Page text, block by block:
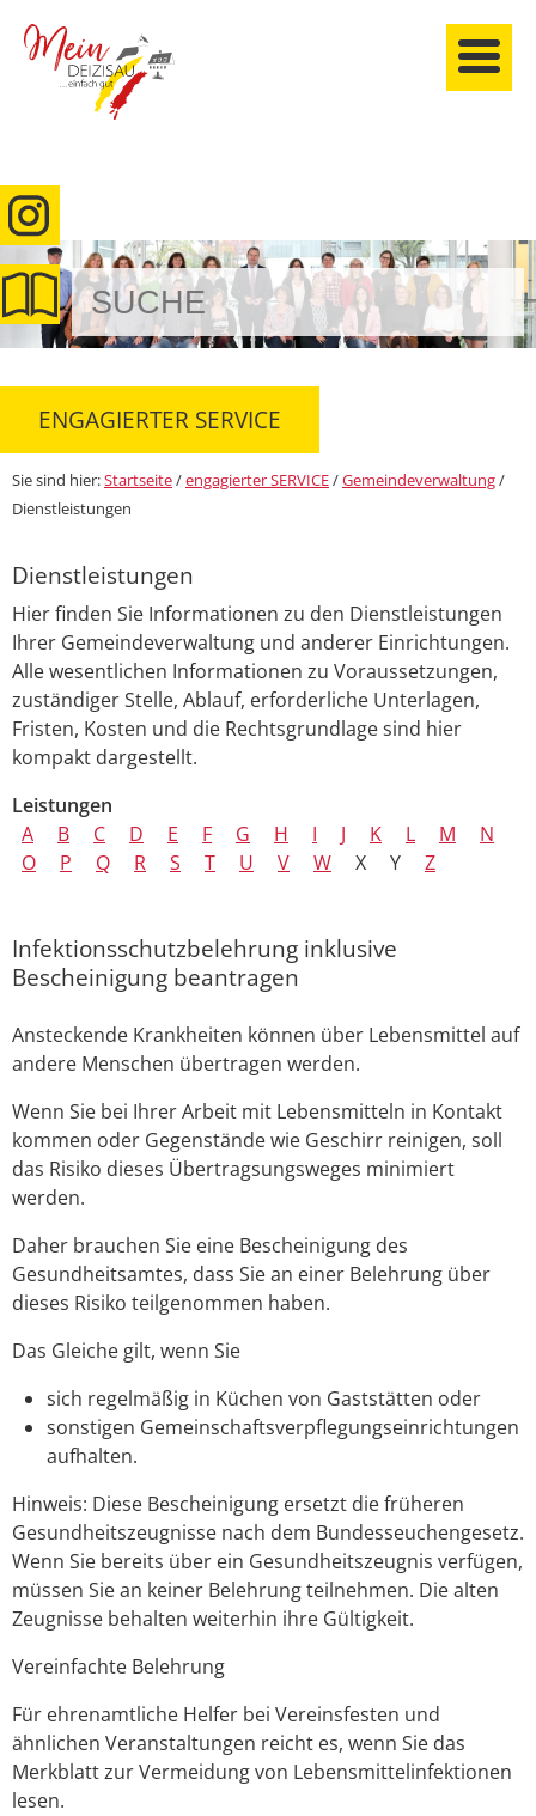
anmelden
ENGAGIERTER SERVICE
Sie sind hier:Startseite/engagierter SERVICE/Gemeindeverwaltung/
Dienstleistungen
Dienstleistungen
Hier finden Sie Informationen zu den Dienstleistungen
Ihrer Gemeindeverwaltung und anderer Einrichtungen.
Alle wesentlichen Informationen zu Voraussetzungen,
zuständiger Stelle, Ablauf, erforderliche Unterlagen,
Fristen, Kosten und die Rechtsgrundlage sind hier
kompakt dargestellt.
Leistungen
A
B C D E F G H I J K L M
N
O
P Q R S T U V W X Y Z
Infektionsschutzbelehrung inklusive
Bescheinigung beantragen
Ansteckende Krankheiten können über Lebensmittel auf
andere Menschen übertragen werden.
Wenn Sie bei Ihrer Arbeit mit Lebensmitteln in Kontakt
kommen oder Gegenstände wie Geschirr reinigen, soll
das Risiko dieses Übertragsungsweges minimiert
werden.
Daher brauchen Sie eine Bescheinigung des
Gesundheitsamtes, dass Sie an einer Belehrung über
dieses Risiko teilgenommen haben.
Das Gleiche gilt, wenn Sie
sich regelmäßig in Küchen von Gaststätten oder
sonstigen Gemeinschaftsverpflegungseinrichtungen
aufhalten.
Hinweis: Diese Bescheinigung ersetzt die früheren
Gesundheitszeugnisse nach dem Bundesseuchengesetz.
Wenn Sie bereits über ein Gesundheitszeugnis verfügen,
müssen Sie an keiner Belehrung teilnehmen. Die alten
Zeugnisse behalten weiterhin ihre Gültigkeit.
Vereinfachte Belehrung
Für ehrenamtliche Helfer bei Vereinsfesten und
ähnlichen Veranstaltungen reicht es, wenn Sie das
Merkblatt zur Vermeidung von Lebensmittelinfektionen
lesen.